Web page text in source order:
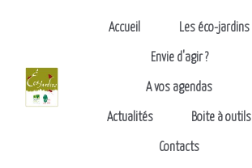
Aller au contenu principal
Accueil Les éco-jardins
Envie d'agir ?
A vos agendas
Actualités Boite à outils
Contacts